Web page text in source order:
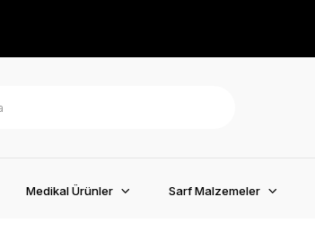
Medikal Ürünler Sarf Malzemeler